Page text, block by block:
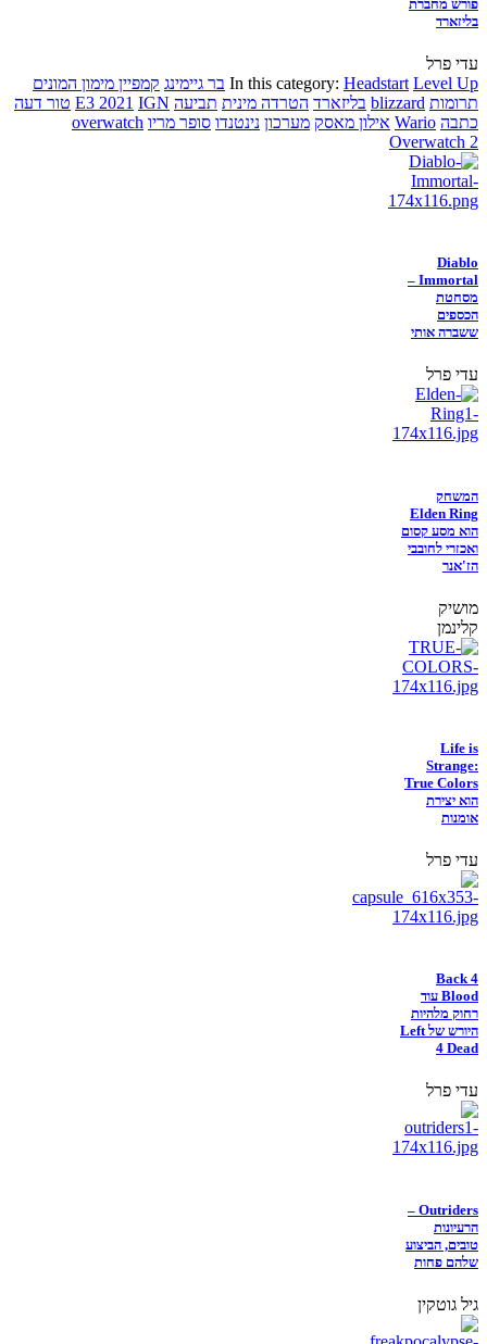
פורש מחברת
בליזארד
עדי פרל
In this category: Headstart Level Up בר גיימינג קמפיין מימון המונים
תרומות blizzard בליזארד הטרדה מינית תביעה E3 2021 IGN
טור דעה
כתבה Wario אילון מאסק מערכון נינטנדו סופר מריו overwatch
Overwatch 2
Diablo
Immortal –
מסחטת
הכספים
ששברה אותי
עדי פרל
המשחק
Elden Ring
הוא מסע קסום
ואכזרי לחובבי
הז'אנר
מושיק
קלינמן
Life is
Strange:
True Colors
הוא יצירת
אומנות
עדי פרל
Back 4
Blood עוד
רחוק מלהיות
היורש של Left
4 Dead
עדי פרל
Outriders –
הרעיונות
טובים, הביצוע
שלהם פחות
גיל גוטקין